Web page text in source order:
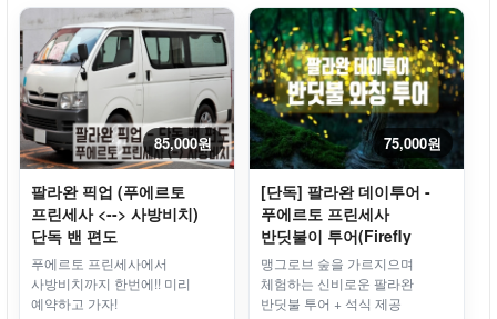
85,000원
팔라완 픽업 (푸에르토
프린세사 <--> 사방비치)
단독 밴 편도
푸에르토 프린세사에서
사방비치까지 한번에!! 미리
예약하고 가자!
75,000원
[단독] 팔라완 데이투어 -
푸에르토 프린세사
반딧불이 투어(Firefly
Watching), 석식포함
맹그로브 숲을 가르지으며
체험하는 신비로운 팔라완
반딧불 투어 + 석식 제공